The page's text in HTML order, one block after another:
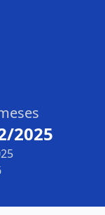
2025